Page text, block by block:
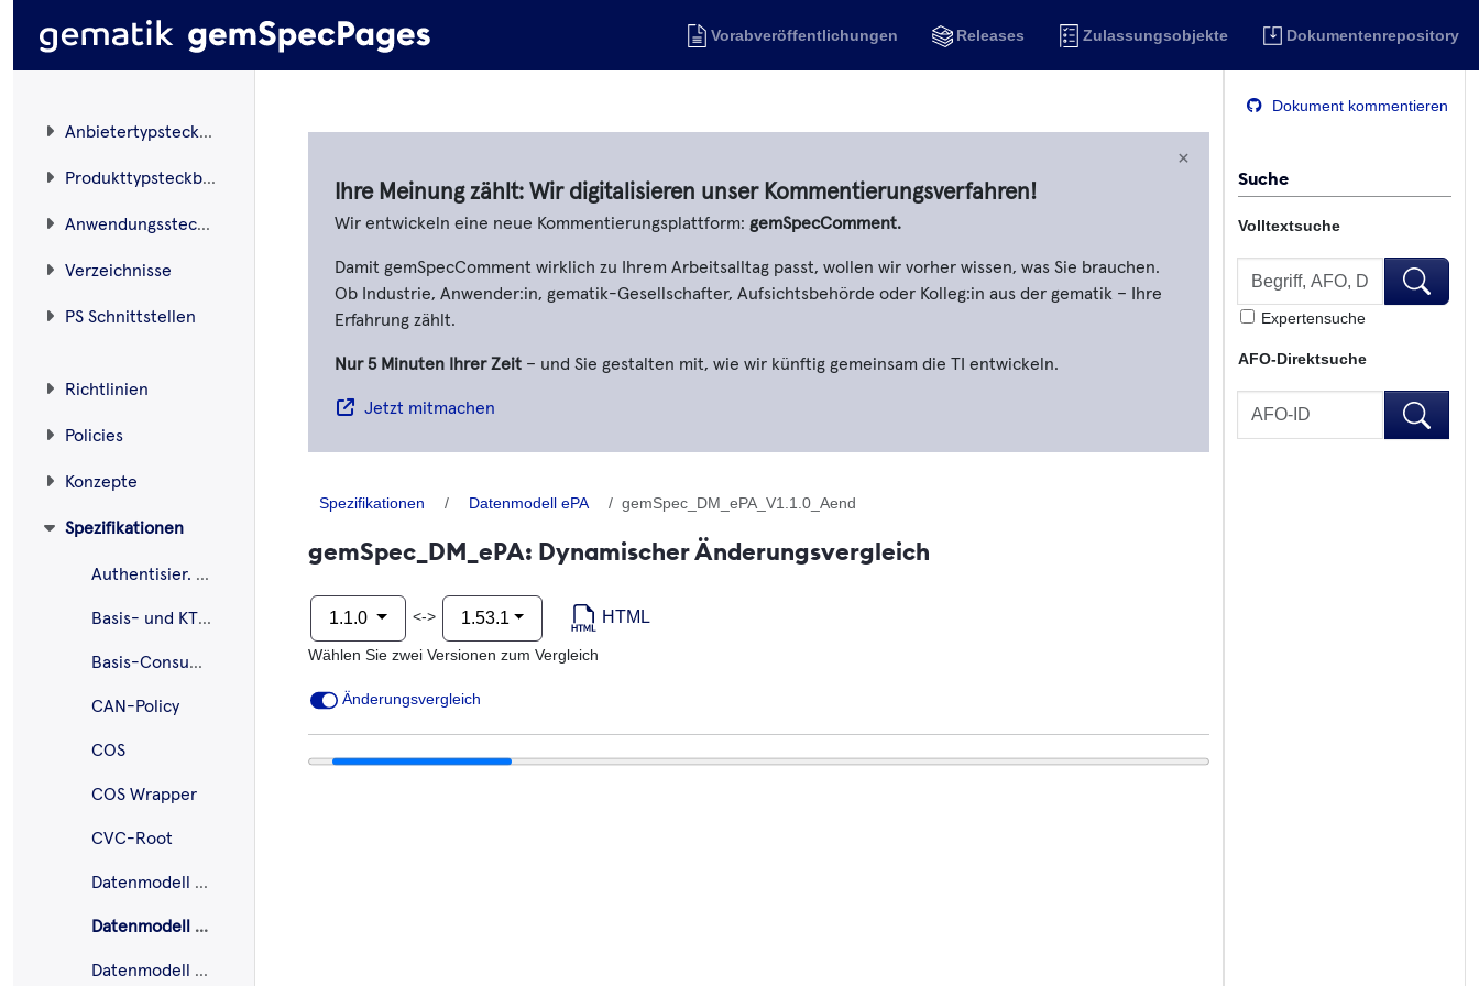
Vorabveröffentlichungen Releases Zulassungsobjekte Dokumentenrepository
Anbietertypsteckbriefe
Produkttypsteckbriefe
Anwendungssteckbriefe
Verzeichnisse
PS Schnittstellen
Richtlinien
Policies
Konzepte
Spezifikationen
Authentisier. ePA
Basis- und KTR-Consumer
Basis-Consumer
CAN-Policy
COS
COS Wrapper
CVC-Root
Datenmodell E-Rezept
Datenmodell ePA
Datenmodell ePA - EU-Pilot
Dokument kommentieren
Suche
Volltextsuche
Expertensuche
AFO-Direktsuche
AFO-
×
Ihre Meinung zählt: Wir digitalisieren unser Kommentierungsverfahren!
Wir entwickeln eine neue Kommentierungsplattform: gemSpecComment.
Damit gemSpecComment wirklich zu Ihrem Arbeitsalltag passt, wollen wir vorher wissen, was Sie brauchen.
Ob Industrie, Anwender:in, gematik-Gesellschafter, Aufsichtsbehörde oder Kolleg:in aus der gematik – Ihre
Erfahrung zählt.
Nur 5 Minuten Ihrer Zeit – und Sie gestalten mit, wie wir künftig gemeinsam die TI entwickeln.
Jetzt mitmachen
Spezifikationen Datenmodell ePA gemSpec_DM_ePA_V1.1.0_Aend
gemSpec_DM_ePA: Dynamischer Änderungsvergleich
1.1.0 <-> 1.53.1 HTML
Wählen Sie zwei Versionen zum Vergleich
Änderungsvergleich